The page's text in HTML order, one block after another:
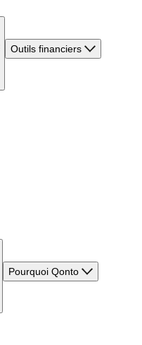
Outils financiers
Pourquoi Qonto